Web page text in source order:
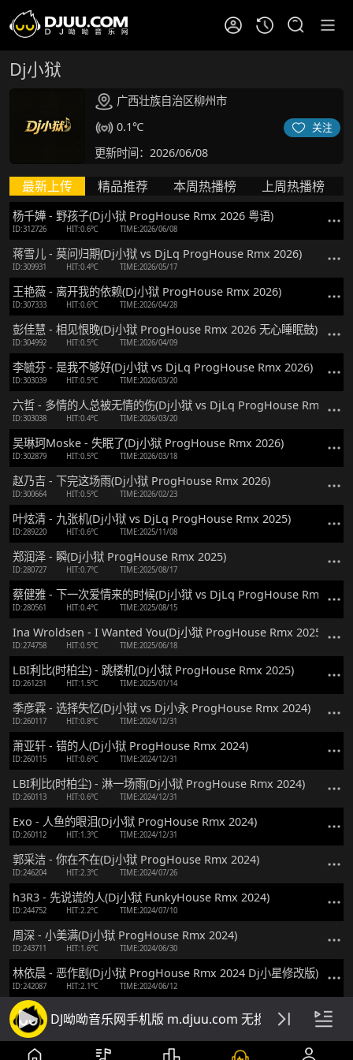
Dj小狱
广西壮族自治区柳州市
0.1℃
关注
更新时间：2026/06/08
最新上传 精品推荐 本周热播榜 上周热播榜
杨千嬅 - 野孩子(Dj小狱 ProgHouse Rmx 2026 粤语)
ID:312726 HIT:0.6℃ TIME:2026/06/08
蒋雪儿 - 莫问归期(Dj小狱 vs DjLq ProgHouse Rmx 2026)
ID:309931 HIT:0.4℃ TIME:2026/05/17
王艳薇 - 离开我的依赖(Dj小狱 ProgHouse Rmx 2026)
ID:307333 HIT:0.6℃ TIME:2026/04/28
彭佳慧 - 相见恨晚(Dj小狱 ProgHouse Rmx 2026 无心睡眠鼓)
ID:304992 HIT:0.5℃ TIME:2026/04/09
李毓芬 - 是我不够好(Dj小狱 vs DjLq ProgHouse Rmx 2026)
ID:303039 HIT:0.5℃ TIME:2026/03/20
六哲 - 多情的人总被无情的伤(Dj小狱 vs DjLq ProgHouse Rmx
ID:303038 HIT:0.4℃ TIME:2026/03/20
吴琳珂Moske - 失眠了(Dj小狱 ProgHouse Rmx 2026)
ID:302879 HIT:0.5℃ TIME:2026/03/18
赵乃吉 - 下完这场雨(Dj小狱 ProgHouse Rmx 2026)
ID:300664 HIT:0.5℃ TIME:2026/02/23
叶炫清 - 九张机(Dj小狱 vs DjLq ProgHouse Rmx 2025)
ID:289220 HIT:0.6℃ TIME:2025/11/08
郑润泽 - 瞬(Dj小狱 ProgHouse Rmx 2025)
ID:280727 HIT:0.7℃ TIME:2025/08/17
蔡健雅 - 下一次爱情来的时候(Dj小狱 vs DjLq ProgHouse Rmx
ID:280561 HIT:0.4℃ TIME:2025/08/15
Ina Wroldsen - I Wanted You(Dj小狱 ProgHouse Rmx 2025)
ID:274758 HIT:0.5℃ TIME:2025/06/18
LBI利比(时柏尘) - 跳楼机(Dj小狱 ProgHouse Rmx 2025)
ID:261231 HIT:1.5℃ TIME:2025/01/14
季彦霖 - 选择失忆(Dj小狱 vs Dj小永 ProgHouse Rmx 2024)
ID:260117 HIT:0.8℃ TIME:2024/12/31
萧亚轩 - 错的人(Dj小狱 ProgHouse Rmx 2024)
ID:260115 HIT:0.6℃ TIME:2024/12/31
LBI利比(时柏尘) - 淋一场雨(Dj小狱 ProgHouse Rmx 2024)
ID:260113 HIT:0.6℃ TIME:2024/12/31
Exo - 人鱼的眼泪(Dj小狱 ProgHouse Rmx 2024)
ID:260112 HIT:1.3℃ TIME:2024/12/31
郭采洁 - 你在不在(Dj小狱 ProgHouse Rmx 2024)
ID:246204 HIT:2.3℃ TIME:2024/07/26
h3R3 - 先说谎的人(Dj小狱 FunkyHouse Rmx 2024)
ID:244752 HIT:2.2℃ TIME:2024/07/10
周深 - 小美满(Dj小狱 ProgHouse Rmx 2024)
ID:243711 HIT:1.6℃ TIME:2024/06/30
林依晨 - 恶作剧(Dj小狱 ProgHouse Rmx 2024 Dj小星修改版)
ID:242087 HIT:2.1℃ TIME:2024/06/12
DJ呦呦音乐网手机版 m.djuu.com 无损高音质DJ舞曲